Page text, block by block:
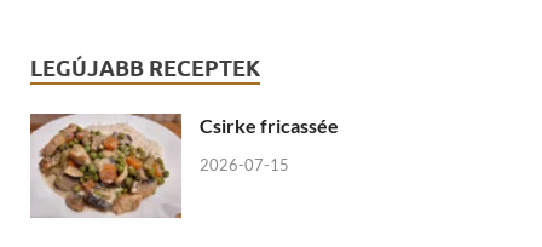
LEGÚJABB RECEPTEK
Csirke fricassée
2026-07-15